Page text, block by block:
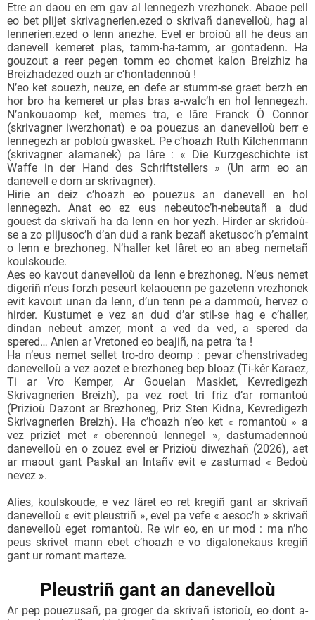
Etre an daou en em gav al lennegezh vrezhonek. Abaoe pell
eo bet plijet skrivagnerien.ezed o skrivañ danevelloù, hag al
lennerien.ezed o lenn anezhe. Evel er broioù all he deus an
danevell kemeret plas, tamm-ha-tamm, ar gontadenn. Ha
gouzout a reer pegen tomm eo chomet kalon Breizhiz ha
Breizhadezed ouzh ar c’hontadennoù !
N’eo ket souezh, neuze, en defe ar stumm-se graet berzh en
hor bro ha kemeret ur plas bras a-walc’h en hol lennegezh.
N’ankouaomp ket, memes tra, e lâre Franck Ò Connor
(skrivagner iwerzhonat) e oa pouezus an danevelloù berr e
lennegezh ar pobloù gwasket. Pe c’hoazh Ruth Kilchenmann
(skrivagner alamanek) pa lâre : « Die Kurzgeschichte ist
Waffe in der Hand des Schriftstellers » (Un arm eo an
danevell e dorn ar skrivagner).
Hirie an deiz c’hoazh eo pouezus an danevell en hol
lennegezh. Anat eo ez eus nebeutoc’h-nebeutañ a dud
gouest da skrivañ ha da lenn en hor yezh. Hirder ar skridoù-
se a zo plijusoc’h d’an dud a rank bezañ aketusoc’h p’emaint
o lenn e brezhoneg. N’haller ket lâret eo an abeg nemetañ
koulskoude.
Aes eo kavout danevelloù da lenn e brezhoneg. N’eus nemet
digeriñ n’eus forzh peseurt kelaouenn pe gazetenn vrezhonek
evit kavout unan da lenn, d’un tenn pe a dammoù, hervez o
hirder. Kustumet e vez an dud d’ar stil-se hag e c’haller,
dindan nebeut amzer, mont a ved da ved, a spered da
spered… Anien ar Vretoned eo beajiñ, na petra ‘ta !
Ha n’eus nemet sellet tro-dro deomp : pevar c’henstrivadeg
danevelloù a vez aozet e brezhoneg bep bloaz (Ti-kêr Karaez,
Ti ar Vro Kemper, Ar Gouelan Masklet, Kevredigezh
Skrivagnerien Breizh), pa vez roet tri friz d’ar romantoù
(Prizioù Dazont ar Brezhoneg, Priz Sten Kidna, Kevredigezh
Skrivagnerien Breizh). Ha c’hoazh n’eo ket « romantoù » a
vez priziet met « oberennoù lennegel », dastumadennoù
danevelloù en o zouez evel er Prizioù diwezhañ (2026), aet
ar maout gant Paskal an Intañv evit e zastumad « Bedoù
nevez ».
Alies, koulskoude, e vez lâret eo ret kregiñ gant ar skrivañ
danevelloù « evit pleustriñ », evel pa vefe « aesoc’h » skrivañ
danevelloù eget romantoù. Re wir eo, en ur mod : ma n’ho
peus skrivet mann ebet c’hoazh e vo digalonekaus kregiñ
gant ur romant marteze.
Pleustriñ gant an danevelloù
Ar pep pouezusañ, pa groger da skrivañ istorioù, eo dont a-